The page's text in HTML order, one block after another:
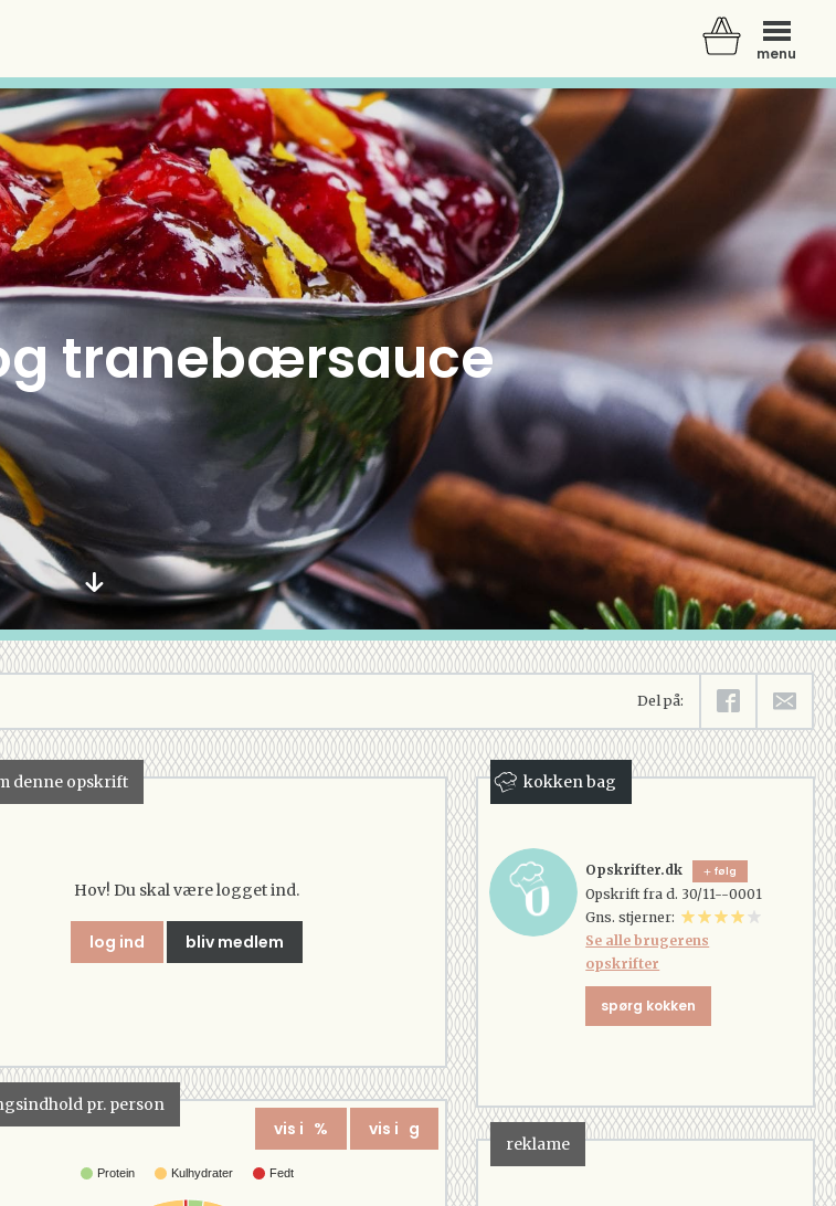
menu
tranebærsauce
Del på:
denne opskrift
Hov! Du skal være logget ind.
log ind bliv medlem
pr. person
vis i % vis i g
Protein Kulhydrater Fedt
kokken bag
Opskrifter.dk følg
Opskrift fra d. 30/11--0001
Gns. stjerner:
Se alle brugerens
opskrifter
spørg kokken
reklame